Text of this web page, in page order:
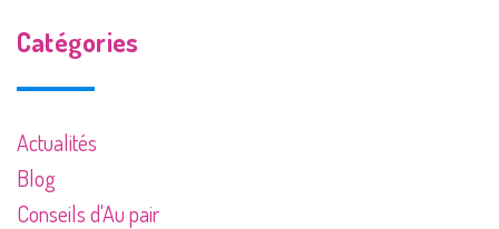
Catégories
Actualités
Blog
Conseils d'Au pair